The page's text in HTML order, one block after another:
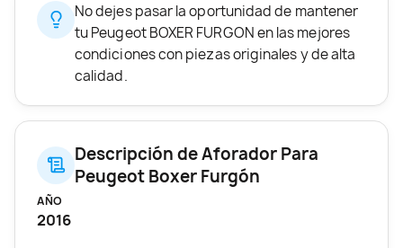
No dejes pasar la oportunidad de mantener
tu Peugeot BOXER FURGON en las mejores
condiciones con piezas originales y de alta
calidad.
Descripción de Aforador Para
Peugeot Boxer Furgón
AÑO
2016